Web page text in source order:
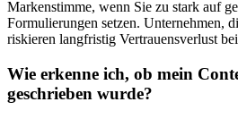
Markenstimme, wenn Sie zu stark auf
Formulierungen setzen. Unternehmen,
riskieren langfristig Vertrauensverlust
Wie erkenne ich, ob mein
geschrieben wurde?